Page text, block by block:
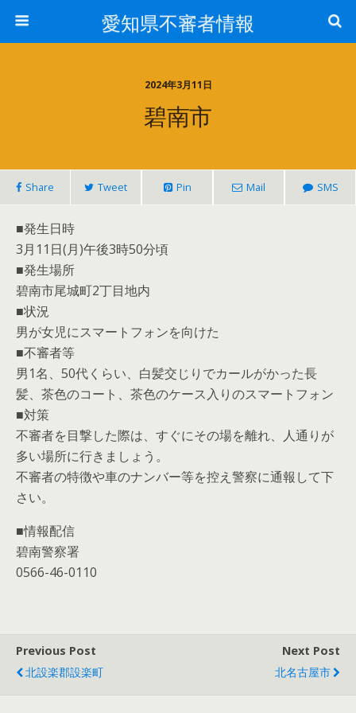
愛知県不審者情報
2024年3月11日
碧南市
Share Tweet Pin Mail SMS
■発生日時
3月11日(月)午後3時50分頃
■発生場所
碧南市尾城町2丁目地内
■状況
男が女児にスマートフォンを向けた
■不審者等
男1名、50代くらい、白髪交じりでカールがかった長
髪、茶色のコート、茶色のケース入りのスマートフォン
■対策
不審者を目撃した際は、すぐにその場を離れ、人通りが
多い場所に行きましょう。
不審者の特徴や車のナンバー等を控え警察に通報して下
さい。
■情報配信
碧南警察署
0566-46-0110
Previous Post
北設楽郡設楽町
Next Post
北名古屋市